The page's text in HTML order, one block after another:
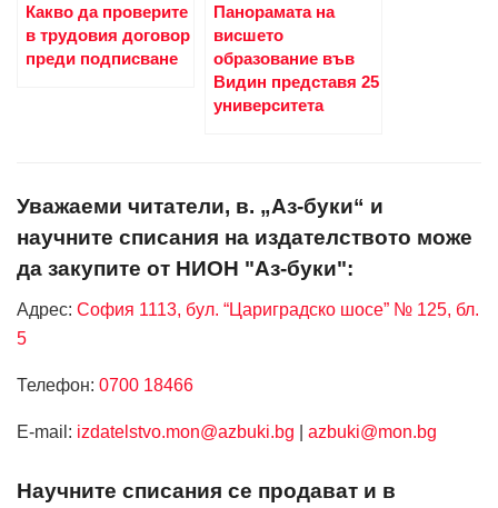
Какво да проверите
в трудовия договор
преди подписване
Панорамата на
висшето
образование във
Видин представя 25
университета
Уважаеми читатели, в. „Аз-буки“ и
научните списания на издателството може
да закупите от НИОН "Аз-буки":
Адрес: София 1113, бул. “Цариградско шосе” № 125, бл.
5
Телефон: 0700 18466
Е-mail: izdatelstvo.mon@azbuki.bg azbuki@mon.bg
Научните списания се продават и в